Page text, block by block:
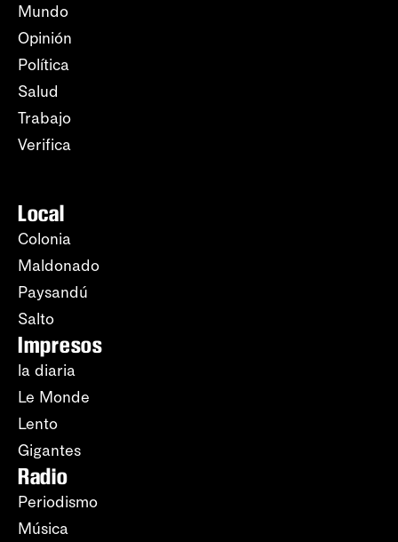
Mundo
Opinión
Política
Salud
Trabajo
Verifica
Local
Colonia
Maldonado
Paysandú
Salto
Impresos
la diaria
Le Monde
Lento
Gigantes
Radio
Periodismo
Música